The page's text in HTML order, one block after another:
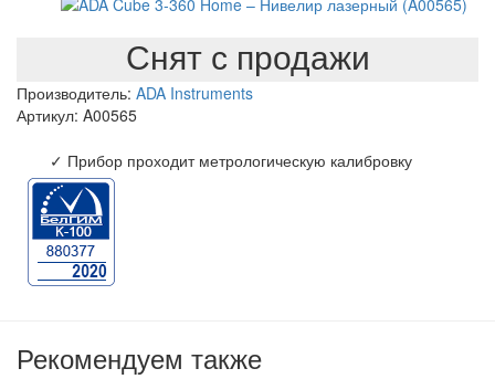
Снят с продажи
Производитель: ADA Instruments
Артикул: A00565
✓ Прибор проходит метрологическую калибровку
Рекомендуем также